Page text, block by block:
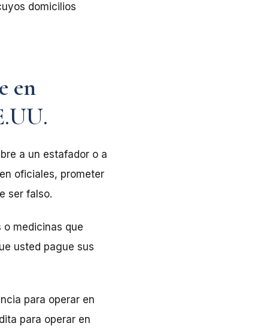
domicilios
en
a un estafador o a
oficiales, prometer
ser falso.
medicinas que
usted pague sus
para operar en
para operar en